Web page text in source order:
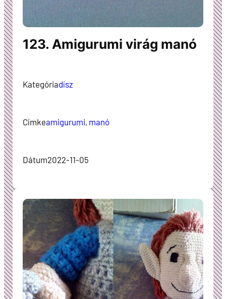
123. Amigurumi virág manó
Kategóriadísz
Címkeamigurumi, manó
Dátum2022-11-05